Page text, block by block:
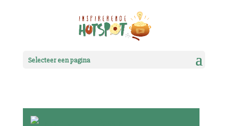
Selecteer een pagina